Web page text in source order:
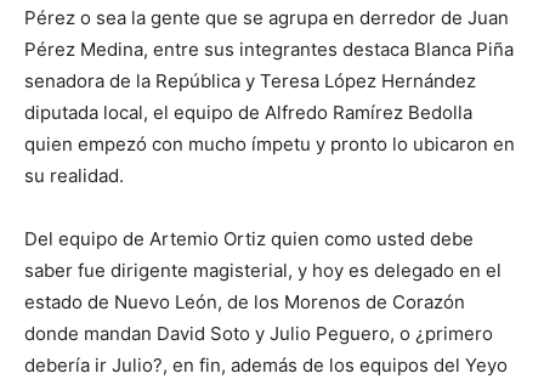
Pérez o sea la gente que se agrupa en derredor de Juan
Pérez Medina, entre sus integrantes destaca Blanca Piña
senadora de la República y Teresa López Hernández
diputada local, el equipo de Alfredo Ramírez Bedolla
quien empezó con mucho ímpetu y pronto lo ubicaron en
su realidad.
Del equipo de Artemio Ortiz quien como usted debe
saber fue dirigente magisterial, y hoy es delegado en el
estado de Nuevo León, de los Morenos de Corazón
donde mandan David Soto y Julio Peguero, o ¿primero
debería ir Julio?, en fin, además de los equipos del Yeyo